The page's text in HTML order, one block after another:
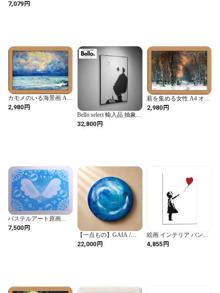
アートパネル 絵画 海 ハ
ワイ ポスター 風景画 壁
7,079円
カモメのいる海景画 A4
イタリア
2,980円
Bello select 輸入品 抽象画
プリントアート 壁掛け
アート 100×70 現代 美術
32,800円
薪を集める女性 A4 オラ
ンダ
2,980円
パステルアート原画
「天使の翼 〜Blue〜」
7,500円
【一点もの】GAIA /
LUNA No.004｜手描きア
ートオーシャンドラム
22,000円
絵画 インテリア バンク
シー ポスター アートパ
ネル 風船と少女 絵画 写
4,855円